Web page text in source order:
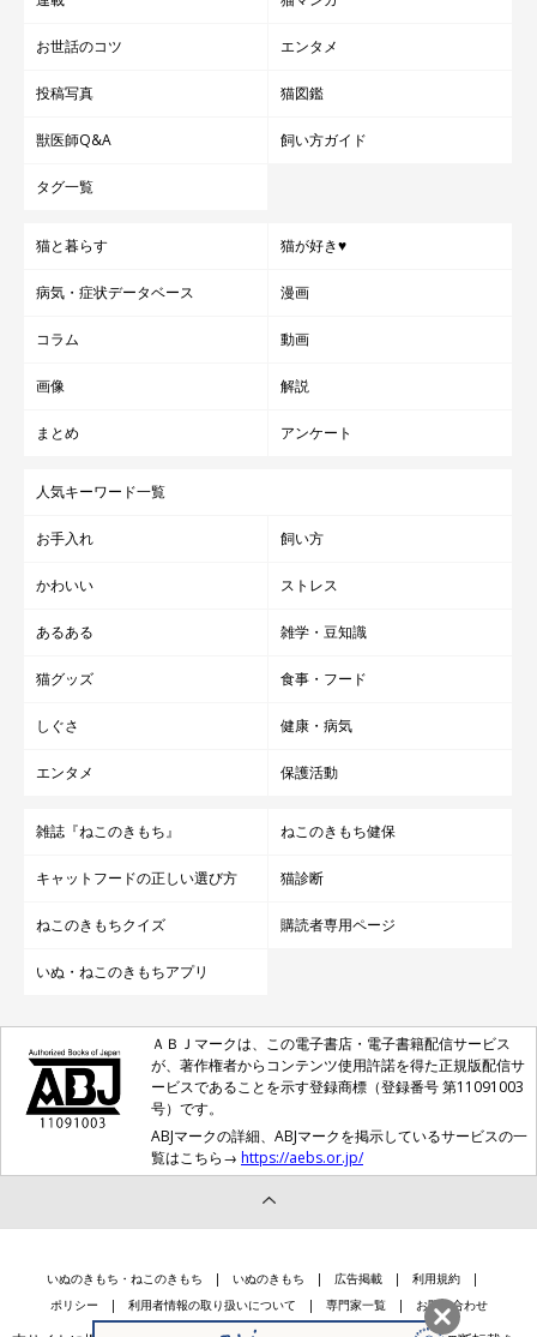
お世話のコツ エンタメ
投稿写真 猫図鑑
獣医師Q&A 飼い方ガイド
タグ一覧
猫と暮らす 猫が好き♥
病気・症状データベース 漫画
コラム 動画
画像 解説
まとめ アンケート
人気キーワード一覧
お手入れ 飼い方
かわいい ストレス
あるある 雑学・豆知識
猫グッズ 食事・フード
しぐさ 健康・病気
エンタメ 保護活動
雑誌『ねこのきもち』 ねこのきもち健保
キャットフードの正しい選び方 猫診断
ねこのきもちクイズ 購読者専用ページ
いぬ・ねこのきもちアプリ
ＡＢＪマークは、この電子書店・電子書籍配信サービス
が、著作権者からコンテンツ使用許諾を得た正規版配信サ
ービスであることを示す登録商標（登録番号 第11091003
号）です。
ABJマークの詳細、ABJマークを掲示しているサービスの一
覧はこちら→ https://aebs.or.jp/
いぬのきもち・ねこのきもち いぬのきもち 広告掲載
利用規約
ポリシー
利用者情報の取り扱いについて 専門家一覧 お問い合わせ